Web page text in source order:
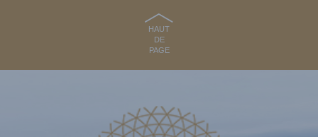
HAUT
DE
PAGE